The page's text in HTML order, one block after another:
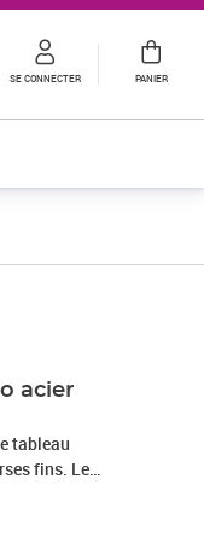
SE CONNECTER PANIER
acier
tableau
fins. Le
plus